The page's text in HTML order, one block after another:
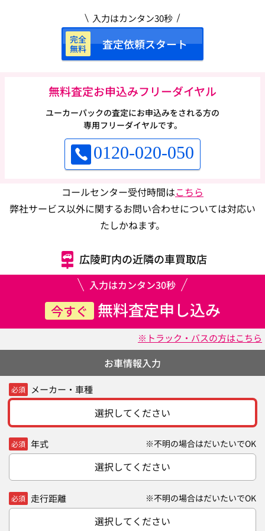
入力はカンタン30秒
完全
無料
査定依頼スタート
無料査定お申込みフリーダイヤル
ユーカーパックの査定にお申込みをされる方の
専用フリーダイヤルです。
0120-020-050
コールセンター受付時間はこちら
弊社サービス以外に関するお問い合わせについては対応い
たしかねます。
広陵町内の近隣の車買取店
入力はカンタン30秒
今すぐ 無料査定申し込み
※トラック・バスの方はこちら
お車情報入力
必須 メーカー・車種
選択してください
必須 年式 ※不明の場合はだいたいでOK
選択してください
必須 走行距離 ※不明の場合はだいたいでOK
選択してください